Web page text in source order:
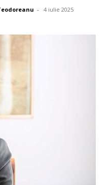
- 4 iulie 2025